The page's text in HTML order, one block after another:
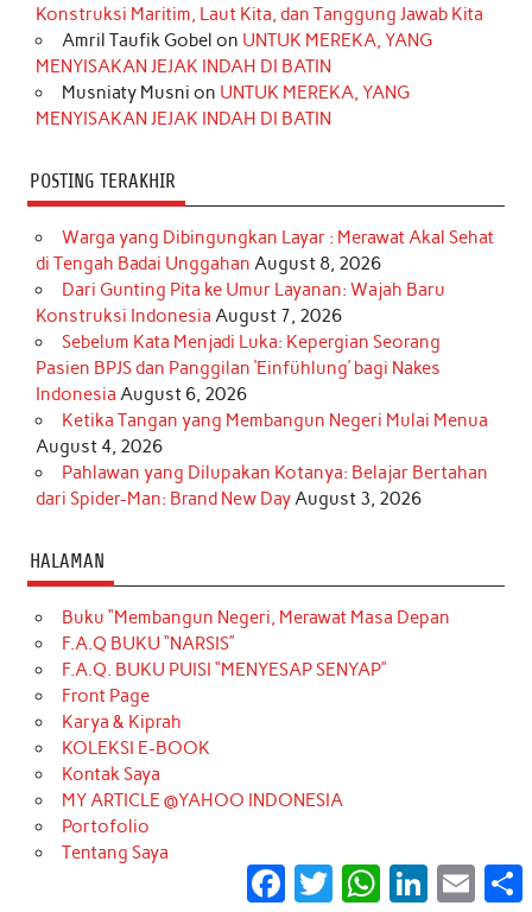
k
a
m
s
t
n
Konstruksi Maritim, Laut Kita, dan Tanggung Jawab Kita
Amril Taufik Gobel on UNTUK MEREKA, YANG
MENYISAKAN JEJAK INDAH DI BATIN
Musniaty Musni on UNTUK MEREKA, YANG
MENYISAKAN JEJAK INDAH DI BATIN
POSTING TERAKHIR
Warga yang Dibingungkan Layar : Merawat Akal Sehat
di Tengah Badai Unggahan August 8, 2026
Dari Gunting Pita ke Umur Layanan: Wajah Baru
Konstruksi Indonesia August 7, 2026
Sebelum Kata Menjadi Luka: Kepergian Seorang
Pasien BPJS dan Panggilan ‘Einfühlung’ bagi Nakes
Indonesia August 6, 2026
Ketika Tangan yang Membangun Negeri Mulai Menua
August 4, 2026
Pahlawan yang Dilupakan Kotanya: Belajar Bertahan
dari Spider-Man: Brand New DayAugust 3, 2026
HALAMAN
Buku “Membangun Negeri, Merawat Masa Depan
F.A.Q BUKU “NARSIS”
F.A.Q. BUKU PUISI “MENYESAP SENYAP”
Front Page
Karya & Kiprah
KOLEKSI E-BOOK
Kontak Saya
MY ARTICLE @YAHOO INDONESIA
Portofolio
Tentang Saya
Facebook
Twitter WhatsApp
LinkedInEmail